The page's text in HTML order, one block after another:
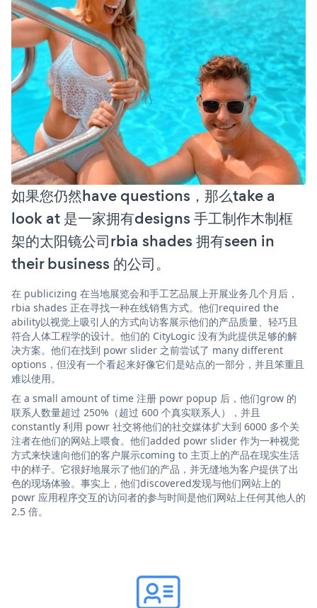
如果您仍然have questions，那么take a
look at 是一家拥有designs 手工制作木制框
架的太阳镜公司rbia shades 拥有seen in
their business 的公司。
在 publicizing 在当地展览会和手工艺品展上开展业务几个月后，
rbia shades 正在寻找一种在线销售方式。他们required the
ability以视觉上吸引人的方式向访客展示他们的产品质量、轻巧且
符合人体工程学的设计。他们的 CityLogic 没有为此提供足够的解
决方案。他们在找到 powr slider 之前尝试了 many different
options，但没有一个看起来好像它们是站点的一部分，并且笨重且
难以使用。
在 a small amount of time 注册 powr popup 后，他们grow 的
联系人数量超过 250%（超过 600 个真实联系人），并且
constantly 利用 powr 社交将他们的社交媒体扩大到 6000 多个关
注者在他们的网站上喂食。他们added powr slider 作为一种视觉
方式来快速向他们的客户展示coming to 主页上的产品在现实生活
中的样子。它很好地展示了他们的产品，并无缝地为客户提供了出
色的现场体验。事实上，他们discovered发现与他们网站上的
powr 应用程序交互的访问者的参与时间是他们网站上任何其他人的
2.5 倍。